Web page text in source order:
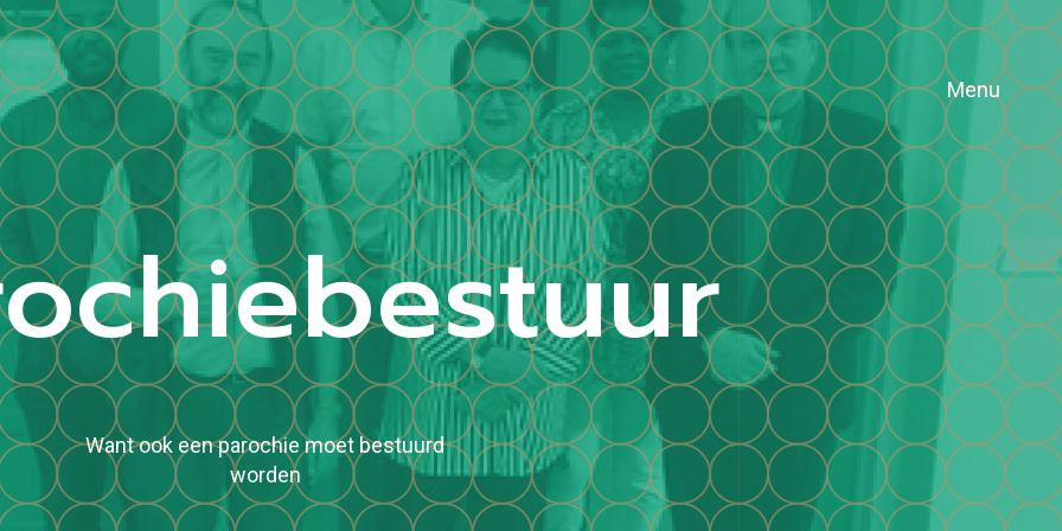
Menu
Want ook een parochie moet bestuurd
worden